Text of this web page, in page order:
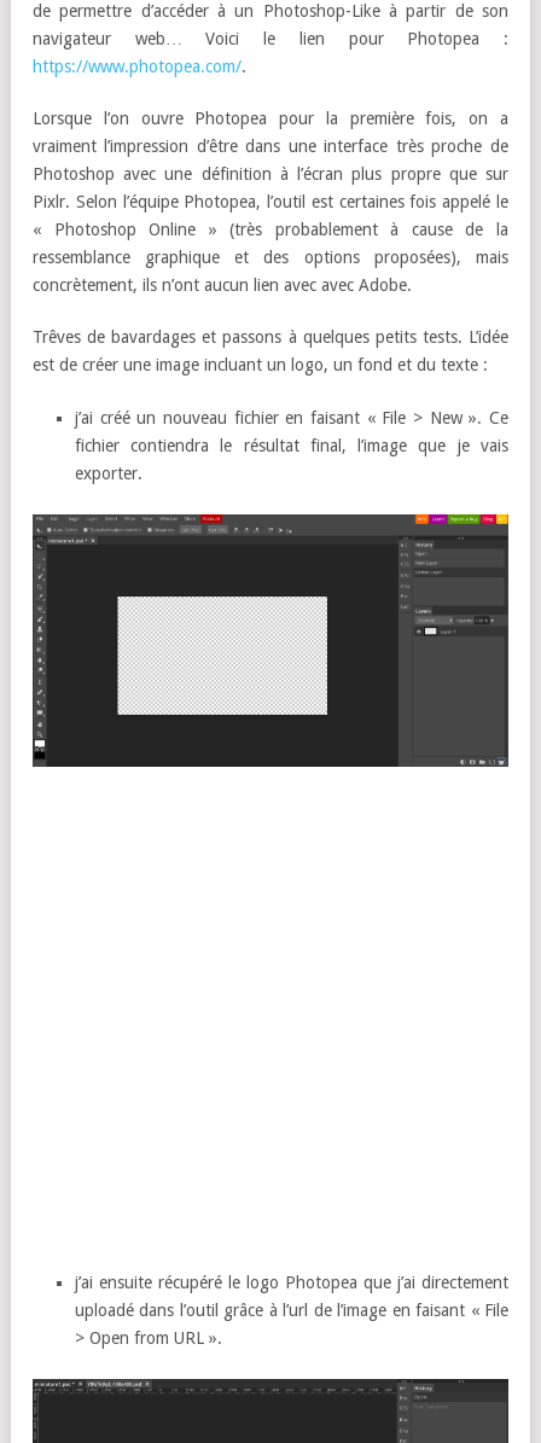
de permettre d’accéder à un Photoshop-Like à partir de son
navigateur web… Voici le lien pour Photopea :
https://www.photopea.com/.
Lorsque l’on ouvre Photopea pour la première fois, on a
vraiment l’impression d’être dans une interface très proche de
Photoshop avec une définition à l’écran plus propre que sur
Pixlr. Selon l’équipe Photopea, l’outil est certaines fois appelé le
« Photoshop Online » (très probablement à cause de la
ressemblance graphique et des options proposées), mais
concrètement, ils n’ont aucun lien avec avec Adobe.
Trêves de bavardages et passons à quelques petits tests. L’idée
est de créer une image incluant un logo, un fond et du texte :
j’ai créé un nouveau fichier en faisant « File > New ». Ce
fichier contiendra le résultat final, l’image que je vais
exporter.
j’ai ensuite récupéré le logo Photopea que j’ai directement
uploadé dans l’outil grâce à l’url de l’image en faisant « File
> Open from URL ».